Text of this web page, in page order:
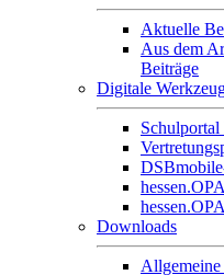
Aktuelle
Aus dem
Beiträge
Digitale
Schulportal
Downloads